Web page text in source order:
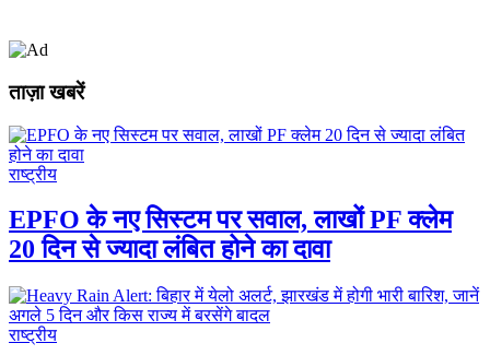
ताज़ा खबरें
राष्ट्रीय
EPFO के नए सिस्टम पर सवाल, लाखों PF क्लेम
20 दिन से ज्यादा लंबित होने का दावा
राष्ट्रीय